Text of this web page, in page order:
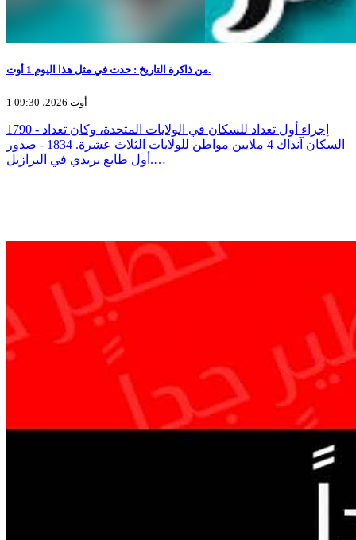
من ذاكرة التاريخ : حدث في مثل هذا اليوم 1 أوت.
1 أوت 2026، 09:30
1790 - إجراء أول تعداد للسكان في الولايات المتحدة، وكان تعداد
السكان آنذاك 4 ملايين مواطن للولايات الثلاث عشرة. 1834 - صدور
أول طابع بريدي في البرازيل.…